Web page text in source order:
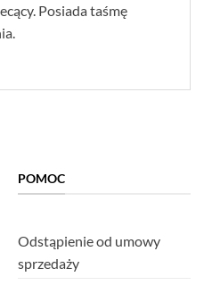
Posiada taśmę
POMOC
Odstąpienie od umowy
sprzedaży